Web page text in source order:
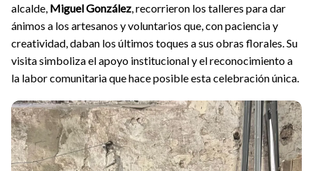
alcalde, Miguel González, recorrieron los talleres para dar
ánimos a los artesanos y voluntarios que, con paciencia y
creatividad, daban los últimos toques a sus obras florales. Su
visita simboliza el apoyo institucional y el reconocimiento a
la labor comunitaria que hace posible esta celebración única.